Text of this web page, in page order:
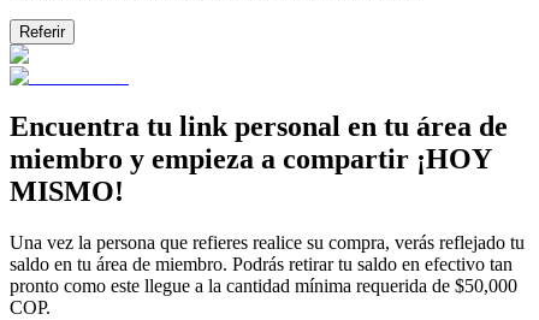
Referir
Encuentra tu link personal en tu área de
miembro y empieza a compartir ¡HOY
MISMO!
Una vez la persona que refieres realice su compra, verás reflejado tu
saldo en tu área de miembro. Podrás retirar tu saldo en efectivo tan
pronto como este llegue a la cantidad mínima requerida de $50,000
COP.